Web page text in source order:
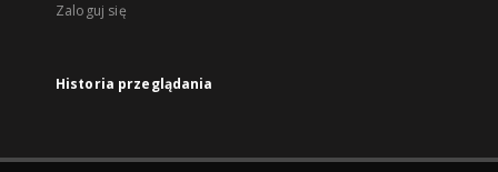
Zaloguj się
Historia przeglądania